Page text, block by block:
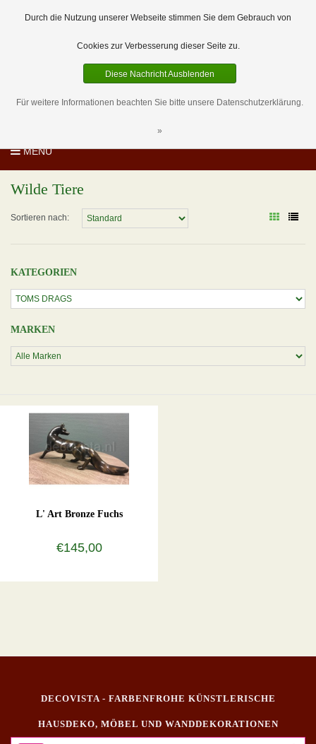
0 Artikel
DE
EUR
MENU
Wilde Tiere
Sortieren nach:
KATEGORIEN
MARKEN
L' Art Bronze Fuchs
€145,00
DECOVISTA - FARBENFROHE KÜNSTLERISCHE
HAUSDEKO, MÖBEL UND WANDDEKORATIONEN
Durch die Nutzung unserer Webseite stimmen Sie dem Gebrauch von
Cookies zur Verbesserung dieser Seite zu.
Diese Nachricht Ausblenden
Für weitere Informationen beachten Sie bitte unsere Datenschutzerklärung.
»